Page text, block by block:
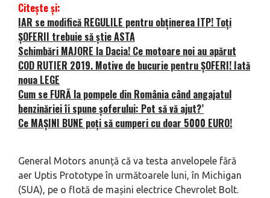
Citește și:
IAR se modifică REGULILE pentru obținerea ITP! Toți
ȘOFERII trebuie să știe ASTA
Schimbări MAJORE la Dacia! Ce motoare noi au apărut
COD RUTIER 2019. Motive de bucurie pentru ŞOFERI! Iată
noua LEGE
Cum se FURĂ la pompele din România când angajatul
benzinăriei îi spune șoferului: Pot să vă ajut?’
Ce MAȘINI BUNE poți să cumperi cu doar 5000 EURO!
General Motors anunță că va testa anvelopele fără
aer Uptis Prototype în următoarele luni, în Michigan
(SUA), pe o flotă de mașini electrice Chevrolet Bolt.